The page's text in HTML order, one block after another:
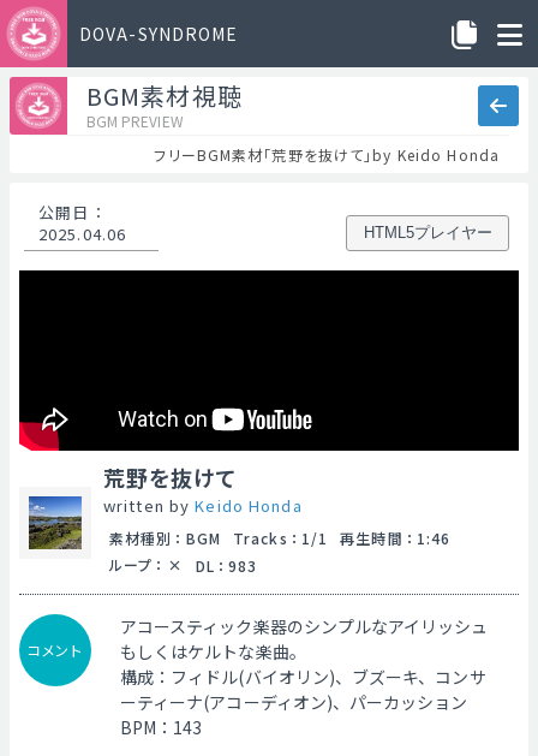
DOVA-SYNDROME
BGM素材視聴
BGM PREVIEW
フリーBGM素材「荒野を抜けて」by Keido Honda
公開日 ：
2025.04.06
HTML5プレイヤー
荒野を抜けて
written byKeido Honda
素材種別 ： BGM Tracks ： 1/1 再生時間 ： 1:46
ループ ： DL ： 983
コメント
アコースティック楽器のシンプルなアイリッシュ
もしくはケルトな楽曲。
構成：フィドル(バイオリン)、ブズーキ、コンサ
ーティーナ(アコーディオン)、パーカッション
BPM：143